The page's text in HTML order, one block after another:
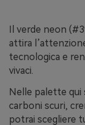
Il verde neon
attira
tecnologica e
vivaci.
Nelle palette qui
carboni scuri,
potrai scegliere